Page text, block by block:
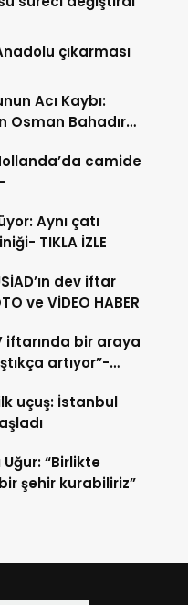
çıkarması
Acı Kaybı:
Osman Bahadır
camide
Aynı çatı
TIKLA İZLE
dev iftar
ve VİDEO HABER
iftarında bir araya
artıyor”-
uçuş: İstanbul
“Birlikte
şehir kurabiliriz”